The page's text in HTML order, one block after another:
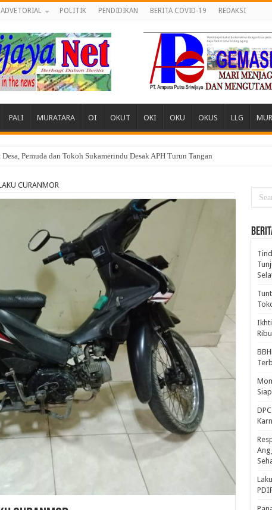
ADVETORIAL POLITIK PENDIDIKAN BERITA COVID-19 REDAKSI
PALI MURATARA OI OKUT OKI OKU OKUS LLG
Pemuda dan Tokoh Sukamerindu Desak APH Turun Tangan
CURANMOR